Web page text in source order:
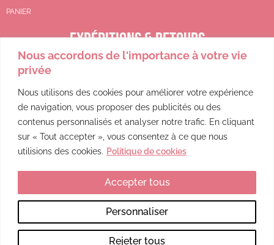
Nous accordons de l'importance à votre vie
privée
Nous utilisons des cookies pour améliorer votre expérience
de navigation, vous proposer des publicités ou des
contenus personnalisés et analyser notre trafic. En cliquant
sur « Tout accepter », vous consentez à ce que nous
utilisions des cookies. Politique de cookies
Personnaliser
Rejeter tous
Accepter tous
PANIER
EXPÉDITIONS & RETOURS
CGV
POLITIQUE DE REMBOURSEMENT
POLITIQUE DE CONFIDENTIALITÉ
MENTIONS LÉGALES